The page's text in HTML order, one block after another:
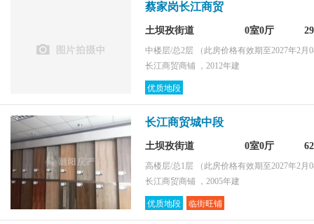
蔡家岗长江商贸
土坝孜街道 0室0厅
中楼层/总2层
（此房价格有效期至2027年2月
长江商贸商铺 ，2012年建
优质地段
长江商贸城中段
土坝孜街道 0室0厅
高楼层/总1层
（此房价格有效期至2027年2月
长江商贸商铺 ，2005年建
优质地段 临街旺铺